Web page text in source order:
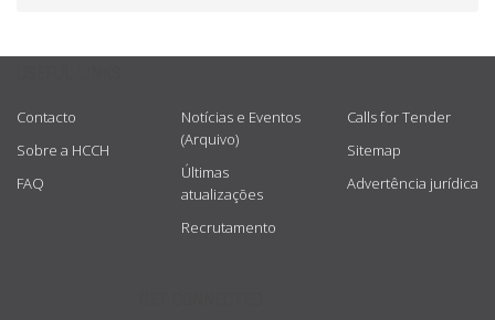
Contacto
Sobre a HCCH
FAQ
Notícias e Eventos
(Arquivo)
Últimas
atualizações
Recrutamento
Calls for Tender
Sitemap
Advertência jurídica